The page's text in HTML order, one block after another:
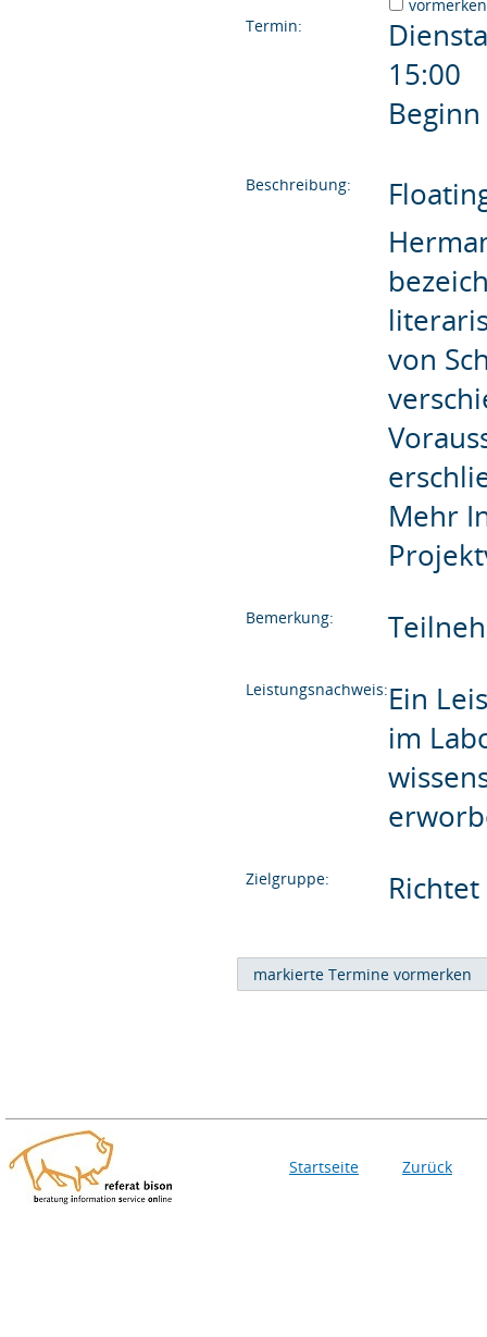
vormerken
Termin:
15:00
Beschreibung:
von
Mehr
Bemerkung:
Leistungsnachweis:Ein
im
Zielgruppe:
Startseite Zurück